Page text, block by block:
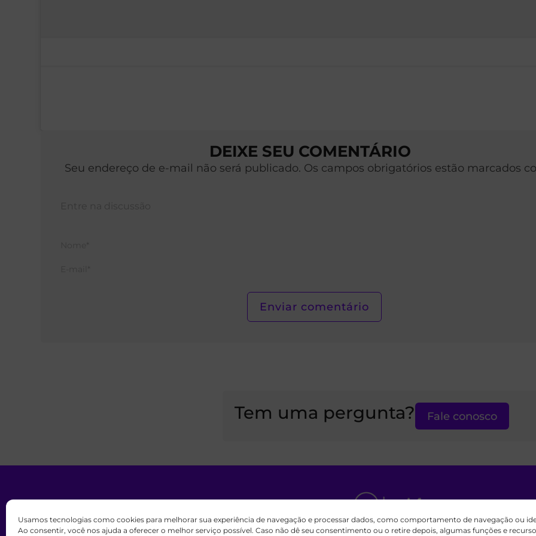
Usamos tecnologias como cookies para melhorar sua experiência de navegação e processar dados, como comportamento de navegação ou
Ao consentir, você nos ajuda a oferecer o melhor serviço possível. Caso não dê seu consentimento ou o retire depois, algumas funções e
DEIXE SEU COMENTÁRIO
Seu endereço de e-mail não será publicado. Os campos obrigatórios estão marcados
Tem uma pergunta? Fale conosco
Todos os direitos reservados. maisfe.org é um esforço internacional